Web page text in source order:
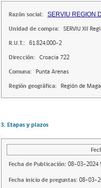
Razón social: SERVIU REGION
Unidad de compra: SERVIU XII
R.U.T.: 61.824.000-2
Dirección: Croacia 722
Comuna: Punta Arenas
Región geográfica: Región de
3. Etapas y plazos
Fecha de Publicación: 08-03-2024
Fecha inicio de preguntas: 08-03-